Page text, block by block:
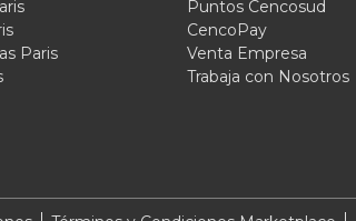
Paris
Puntos Cencosud
CencoPay
Venta Empresa
Trabaja con Nosotros